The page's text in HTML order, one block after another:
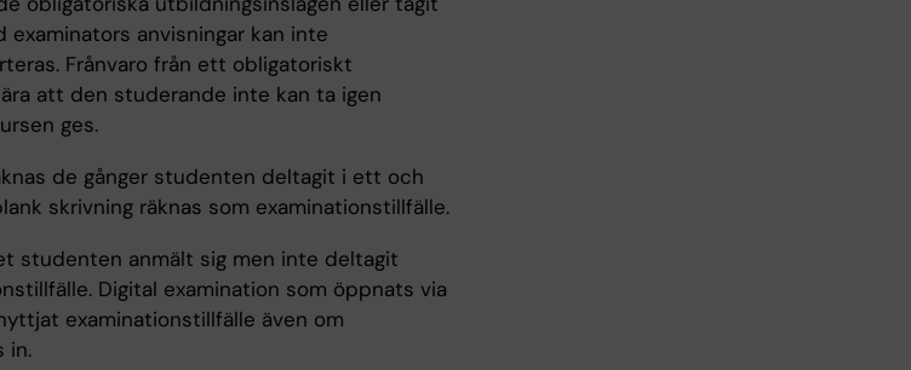
examinators anvisningar kan inte
Frånvaro från ett obligatoriskt
att den studerande inte kan ta igen
ges.
de gånger studenten deltagit i ett och
skrivning räknas som examinationstillfälle.
studenten anmält sig men inte deltagit
Digital examination som öppnats via
examinationstillfälle även om
in.